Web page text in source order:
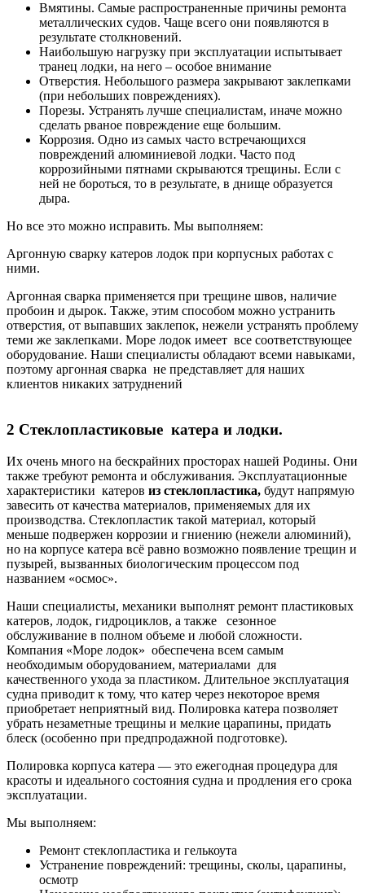
Вмятины. Самые распространенные причины ремонта
металлических судов. Чаще всего они появляются в
результате столкновений.
Наибольшую нагрузку при эксплуатации испытывает
транец лодки, на него – особое внимание
Отверстия. Небольшого размера закрывают заклепками
(при небольших повреждениях).
Порезы. Устранять лучше специалистам, иначе можно
сделать рваное повреждение еще большим.
Коррозия. Одно из самых часто встречающихся
повреждений алюминиевой лодки. Часто под
коррозийными пятнами скрываются трещины. Если с
ней не бороться, то в результате, в днище образуется
дыра.
Но все это можно исправить. Мы выполняем:
Аргонную сварку катеров лодок при корпусных работах с
ними.
Аргонная сварка применяется при трещине швов, наличие
пробоин и дырок. Также, этим способом можно устранить
отверстия, от выпавших заклепок, нежели устранять проблему
теми же заклепками. Море лодок имеет все соответствующее
оборудование. Наши специалисты обладают всеми навыками,
поэтому аргонная сварка не представляет для наших
клиентов никаких затруднений
2 Стеклопластиковые катера и лодки.
Их очень много на бескрайних просторах нашей Родины. Они
также требуют ремонта и обслуживания. Эксплуатационные
характеристики катеров из стеклопластика, будут напрямую
завесить от качества материалов, применяемых для их
производства. Стеклопластик такой материал, который
меньше подвержен коррозии и гниению (нежели алюминий),
но на корпусе катера всё равно возможно появление трещин и
пузырей, вызванных биологическим процессом под
названием «осмос».
Наши специалисты, механики выполнят ремонт пластиковых
катеров, лодок, гидроциклов, а также сезонное
обслуживание в полном объеме и любой сложности.
Компания «Море лодок» обеспечена всем самым
необходимым оборудованием, материалами для
качественного ухода за пластиком. Длительное эксплуатация
судна приводит к тому, что катер через некоторое время
приобретает неприятный вид. Полировка катера позволяет
убрать незаметные трещины и мелкие царапины, придать
блеск (особенно при предпродажной подготовке).
Полировка корпуса катера — это ежегодная процедура для
красоты и идеального состояния судна и продления его срока
эксплуатации.
Мы выполняем:
Ремонт стеклопластика и гелькоута
Устранение повреждений: трещины, сколы, царапины,
осмотр